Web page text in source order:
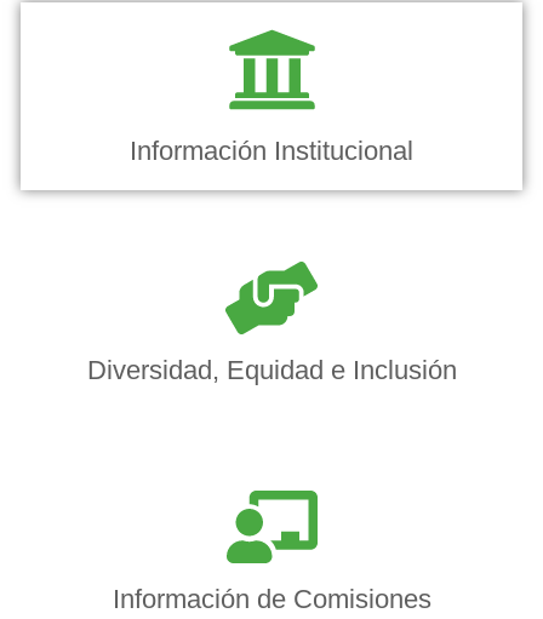
Información Institucional
Diversidad, Equidad e Inclusión
Información de Comisiones